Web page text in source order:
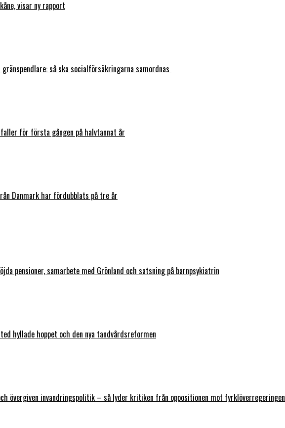
visar ny rapport
så ska socialförsäkringarna samordnas
för första gången på halvtannat år
Danmark har fördubblats på tre år
pensioner, samarbete med Grönland och satsning på barnpsykiatrin
hyllade hoppet och den nya tandvårdsreformen
övergiven invandringspolitik – så lyder kritiken från oppositionen mot fyrklöverregeringen